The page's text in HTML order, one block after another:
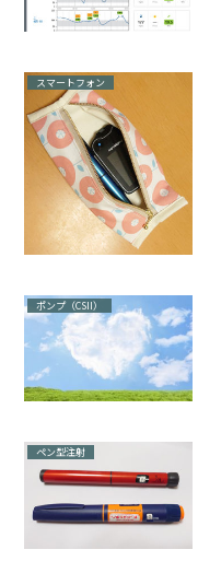
スマートフォン
ポンプ（CSII）
ペン型注射